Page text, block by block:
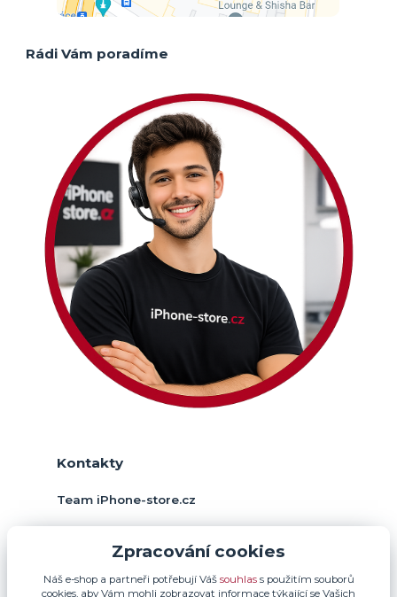
Rádi Vám poradíme
Kontakty
Team iPhone-store.cz
(Po-Pá, 9-17 hod.)
info@iphone-store.cz
Zpracování cookies
Náš e-shop a partneři potřebují Váš souhlass použitím souborů
cookies, aby Vám mohli zobrazovat informace týkající se Vašich